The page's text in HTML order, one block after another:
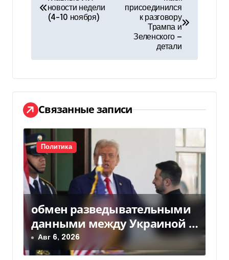
и
г
а
ц
и
я
п
о
з
а
новости недели
(4-10 ноября)
присоединился
к разговору
Трампа и
Зеленского —
детали
Связанные записи
Политика
обмен разведывательными
данными между Украиной и
США значительно вырос, —
Politico
Авг 6, 2026